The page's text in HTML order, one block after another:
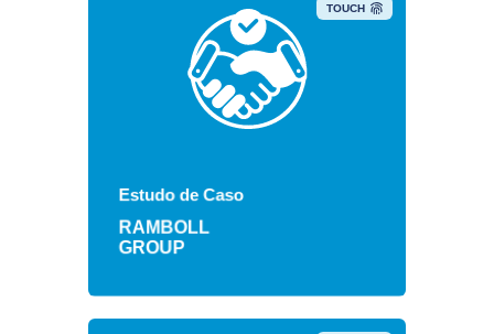
TOUCH
Estudo de Caso
RAMBOLL
GROUP
completa da rede.